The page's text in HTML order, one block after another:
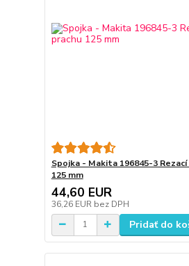
Spojka - Makita 196845-3
125 mm
44,60 EUR
36,26 EUR bez DPH
Pridať do